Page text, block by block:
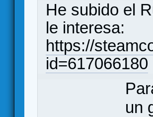
He subido el
le interesa:
https://
id=617066180
un